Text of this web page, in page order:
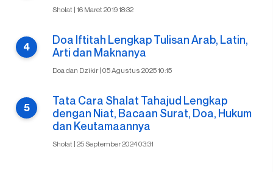
Sholat | 16 Maret 2019 18:32
Doa Iftitah Lengkap Tulisan Arab, Latin,
Arti dan Maknanya
Doa dan Dzikir | 05 Agustus 2025 10:15
Tata Cara Shalat Tahajud Lengkap
dengan Niat, Bacaan Surat, Doa, Hukum
dan Keutamaannya
Sholat | 25 September 2024 03:31